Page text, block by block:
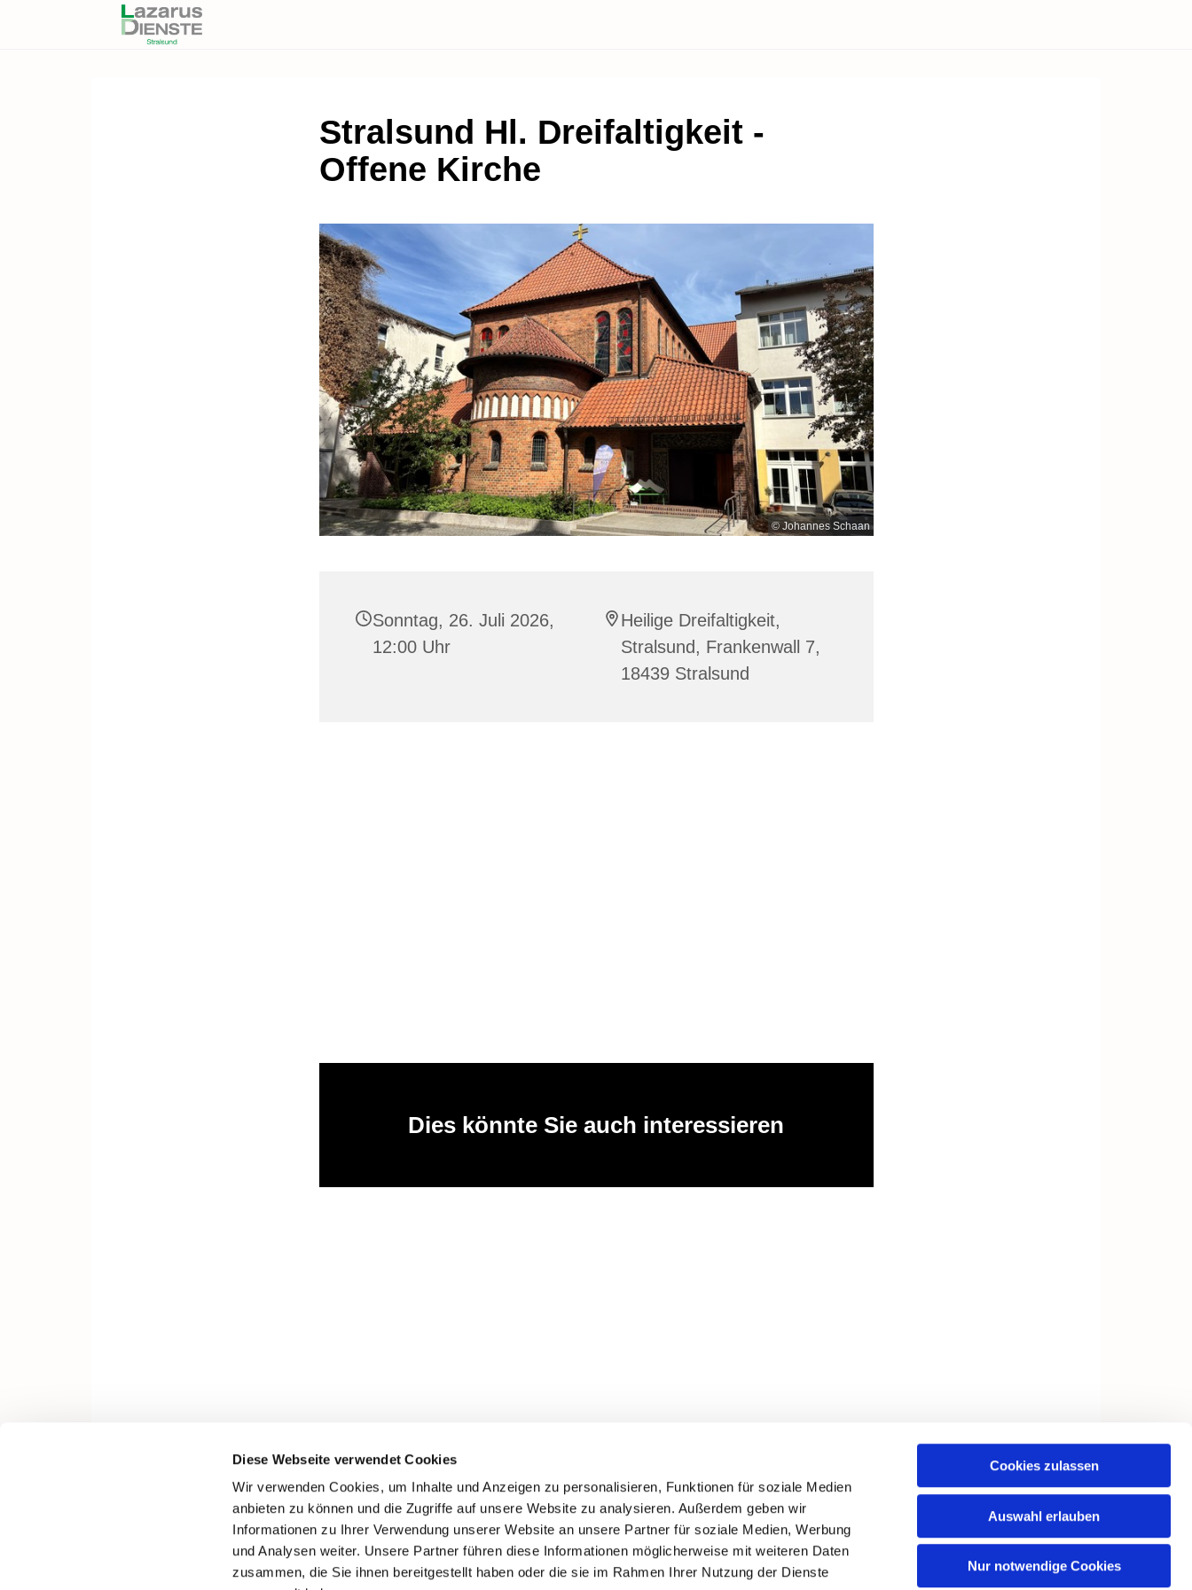
Diese Webseite verwendet Cookies
Wir verwenden Cookies, um Inhalte und Anzeigen zu personalisieren, Funktionen für soziale Medien
anbieten zu können und die Zugriffe auf unsere Website zu analysieren. Außerdem geben wir
Informationen zu Ihrer Verwendung unserer Website an unsere Partner für soziale Medien, Werbung
und Analysen weiter. Unsere Partner führen diese Informationen möglicherweise mit weiteren Daten
zusammen, die Sie ihnen bereitgestellt haben oder die sie im Rahmen Ihrer Nutzung der Dienste
Cookies zulassen
Auswahl erlauben
Nur notwendige Cookies
Stralsund Hl. Dreifaltigkeit -
Offene Kirche
© Johannes Schaan
Sonntag, 26. Juli 2026,
12:00 Uhr
Heilige Dreifaltigkeit,
Stralsund, Frankenwall 7,
18439 Stralsund
Dies könnte Sie auch interessieren